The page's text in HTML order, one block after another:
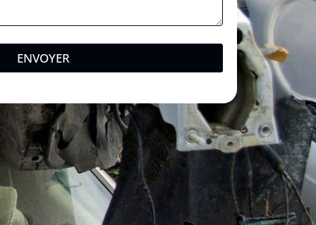
ENVOYER